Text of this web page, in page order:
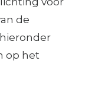
de
op het